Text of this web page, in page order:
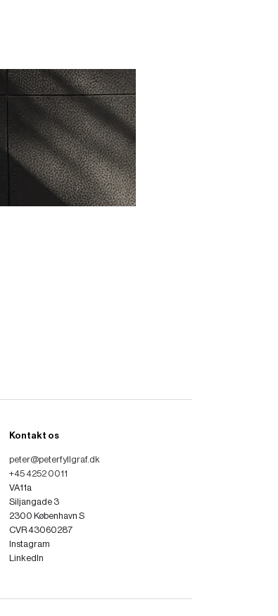
Kontakt os
peter@peterfyllgraf.dk
+45 4252 0011
VA11a
Siljangade 3
2300 København S
CVR 43060287
Instagram
LinkedIn